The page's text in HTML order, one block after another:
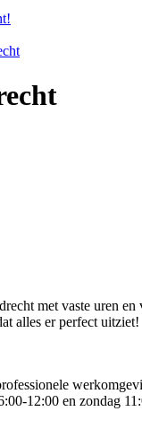
met vaste uren
alles er perfect uitziet!
12:00 en zondag